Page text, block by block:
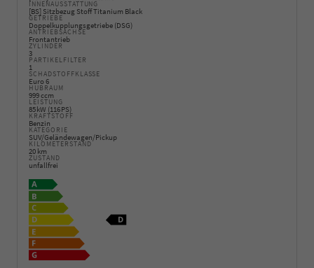
INNENAUSSTATTUNG
[BS] Sitzbezug Stoff Titanium Black
GETRIEBE
Doppelkupplungsgetriebe (DSG)
ANTRIEBSACHSE
Frontantrieb
ZYLINDER
3
PARTIKELFILTER
1
SCHADSTOFFKLASSE
Euro 6
HUBRAUM
999 ccm
LEISTUNG
85 kW (116 PS)
KRAFTSTOFF
Benzin
KATEGORIE
SUV/Geländewagen/Pickup
KILOMETERSTAND
20 km
ZUSTAND
unfallfrei